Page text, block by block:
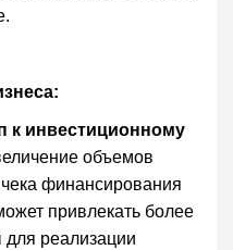
к инвестиционному
объемов
финансирования
привлекать более
для реализации